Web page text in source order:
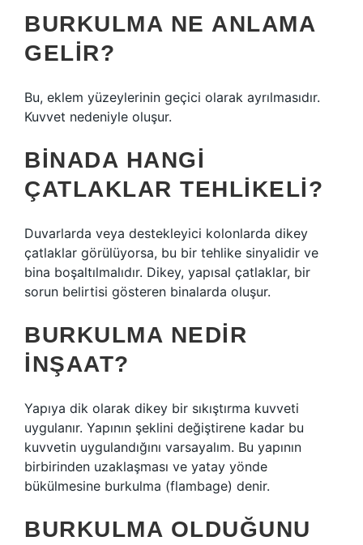
BURKULMA NE ANLAMA
GELIR?
Bu, eklem yüzeylerinin geçici olarak ayrılmasıdır.
Kuvvet nedeniyle oluşur.
BINADA HANGI
ÇATLAKLAR TEHLIKELI?
Duvarlarda veya destekleyici kolonlarda dikey
çatlaklar görülüyorsa, bu bir tehlike sinyalidir ve
bina boşaltılmalıdır. Dikey, yapısal çatlaklar, bir
sorun belirtisi gösteren binalarda oluşur.
BURKULMA NEDIR
INŞAAT?
Yapıya dik olarak dikey bir sıkıştırma kuvveti
uygulanır. Yapının şeklini değiştirene kadar bu
kuvvetin uygulandığını varsayalım. Bu yapının
birbirinden uzaklaşması ve yatay yönde
bükülmesine burkulma (flambage) denir.
BURKULMA OLDUĞUNU